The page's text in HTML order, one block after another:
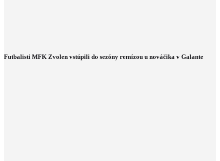
Futbalisti MFK Zvolen vstúpili do sezóny remízou u nováčika v Galante